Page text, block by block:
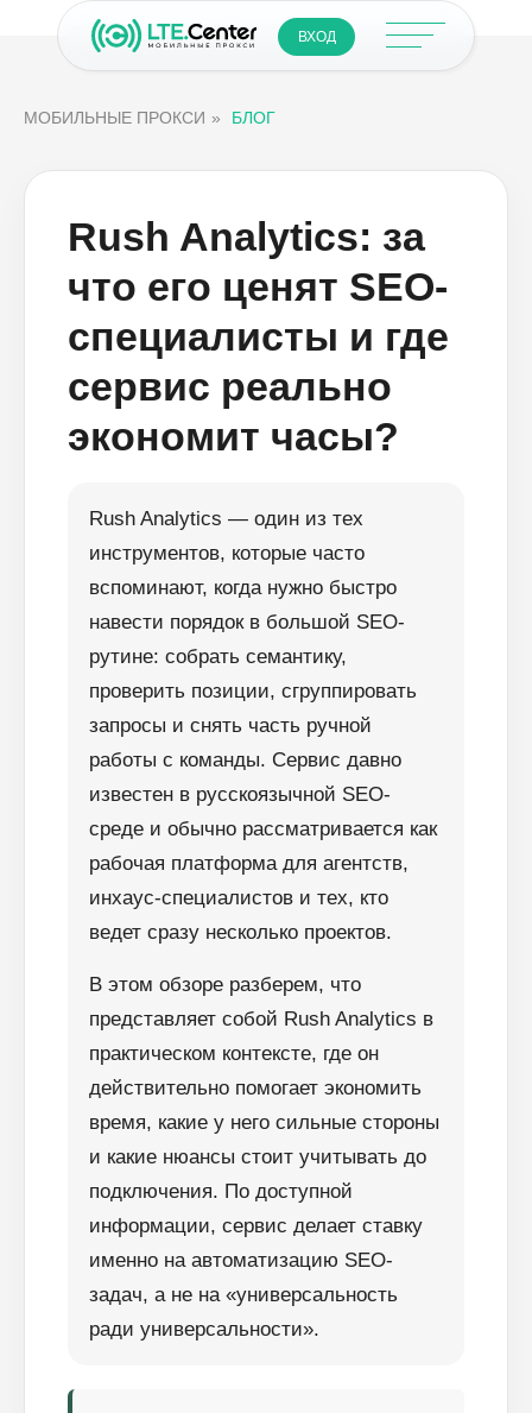
ВХОД
МОБИЛЬНЫЕ ПРОКСИ » БЛОГ
Rush Analytics: за
что его ценят SEO-
специалисты и где
сервис реально
экономит часы?
Rush Analytics — один из тех
инструментов, которые часто
вспоминают, когда нужно быстро
навести порядок в большой SEO-
рутине: собрать семантику,
проверить позиции, сгруппировать
запросы и снять часть ручной
работы с команды. Сервис давно
известен в русскоязычной SEO-
среде и обычно рассматривается как
рабочая платформа для агентств,
инхаус-специалистов и тех, кто
ведет сразу несколько проектов.
В этом обзоре разберем, что
представляет собой Rush Analytics в
практическом контексте, где он
действительно помогает экономить
время, какие у него сильные стороны
и какие нюансы стоит учитывать до
подключения. По доступной
информации, сервис делает ставку
именно на автоматизацию SEO-
задач, а не на «универсальность
ради универсальности».